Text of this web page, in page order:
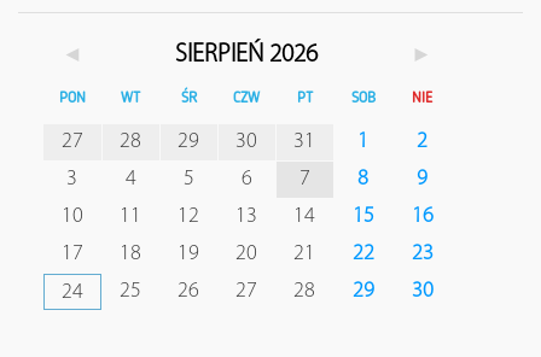
◄ SIERPIEŃ 2026 ►
PON WT ŚR CZW PT SOB NIE
27 28 29 30 31 1
2
3
4 5 6 7 8
9
10
11 12 13 14 15
16
17
18 19 20 21 22
23
24
25 26 27 28 29 30